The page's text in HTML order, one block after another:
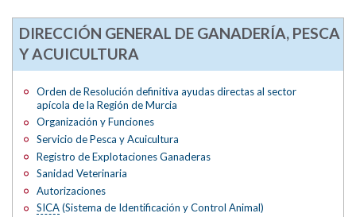
DIRECCIÓN GENERAL DE GANADERÍA, PESCA
Y ACUICULTURA
Orden de Resolución definitiva ayudas directas al sector
apícola de la Región de Murcia
Organización y Funciones
Servicio de Pesca y Acuicultura
Registro de Explotaciones Ganaderas
Sanidad Veterinaria
Autorizaciones
SICA(Sistema de Identificación y Control Animal)